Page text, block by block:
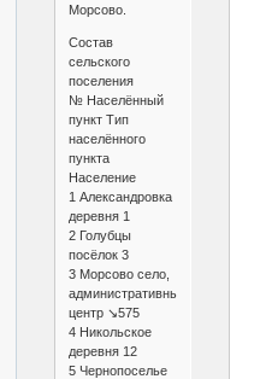
Морсово.
Состав
сельского
поселения
№ Населённый
пункт Тип
населённого
пункта
Население
1 Александровка
деревня 1
2 Голубцы
посёлок 3
3 Морсово село,
административный
центр ↘575
4 Никольское
деревня 12
5 Чернопоселье